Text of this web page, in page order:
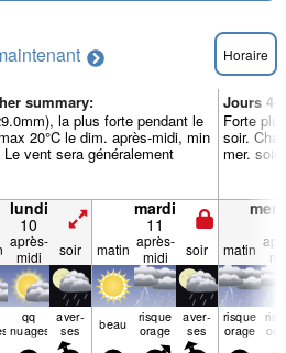
Horaire
summary:
la plus forte pendant le
20°C le dim. après-midi, min
vent sera généralement
Jours 4-
Forte
soir.
mer.
lundi
10
mardi
11
après-
midi
soir matin après-
midi
soir matin
qq
nuages
aver­
ses beau risque
orage
aver­
ses
risque
orage